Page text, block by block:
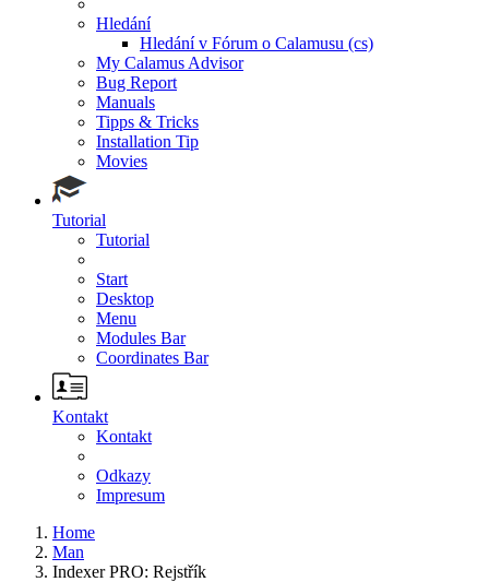
Hledání
Hledání v Fórum o Calamusu (cs)
My Calamus Advisor
Bug Report
Manuals
Tipps & Tricks
Installation Tip
Movies
Tutorial
Tutorial
Start
Desktop
Menu
Modules Bar
Coordinates Bar
Kontakt
Kontakt
Odkazy
Impresum
Home
Man
Indexer PRO: Rejstřík